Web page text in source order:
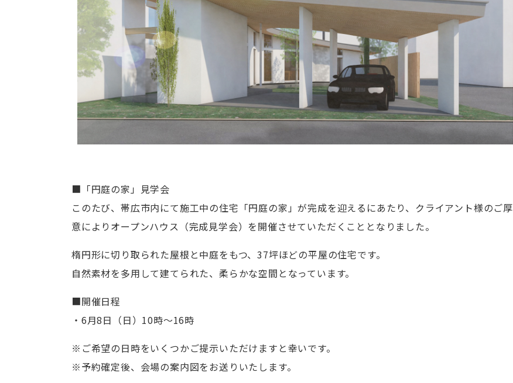
■「円庭の家」見学会
このたび、帯広市内にて施工中の住宅「円庭の家」が完成を迎えるにあたり、クライアント様のご厚
意によりオープンハウス（完成見学会）を開催させていただくこととなりました。
楕円形に切り取られた屋根と中庭をもつ、37坪ほどの平屋の住宅です。
自然素材を多用して建てられた、柔らかな空間となっています。
■開催日程
・6月8日（日）10時～16時
※ご希望の日時をいくつかご提示いただけますと幸いです。
※予約確定後、会場の案内図をお送りいたします。